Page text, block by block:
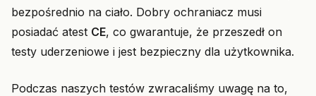
bezpośrednio na ciało. Dobry ochraniacz musi
posiadać atest CE, co gwarantuje, że przeszedł on
testy uderzeniowe i jest bezpieczny dla użytkownika.
Podczas naszych testów zwracaliśmy uwagę na to,